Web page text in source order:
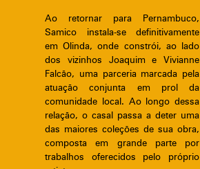
Ao retornar para Pernambuco,
Samico instala-se definitivamente
em Olinda, onde constrói, ao lado
dos vizinhos Joaquim e Vivianne
Falcão, uma parceria marcada pela
atuação conjunta em prol da
comunidade local. Ao longo dessa
relação, o casal passa a deter uma
das maiores coleções de sua obra,
composta em grande parte por
trabalhos oferecidos pelo próprio